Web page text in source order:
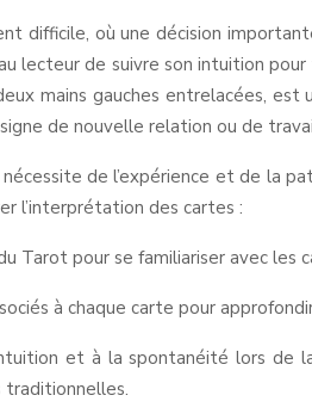
difficile, où une décision
lecteur de suivre son intuition
mains gauches entrelacées,
de nouvelle relation ou de
de l’expérience et de la
l’interprétation des cartes :
Tarot pour se familiariser avec les
à chaque carte pour
et à la spontanéité lors de
traditionnelles.